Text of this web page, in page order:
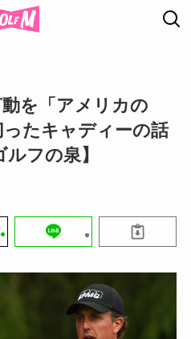
を「アメリカの
たキャディーの話
ルフの泉】